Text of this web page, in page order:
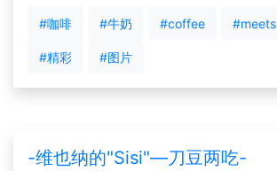
#咖啡 #牛奶 #coffee #meets
#精彩 #图片
-维也纳的"Sisi"—刀豆两吃-